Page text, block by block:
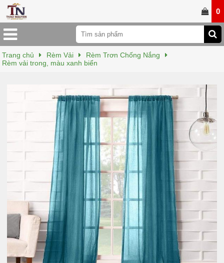
0
Trang chủ Rèm Vải
Rèm Trơn Chống Nắng
Rèm vải trong, màu xanh biển